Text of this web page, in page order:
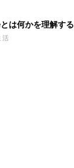
は何かを理解する
活